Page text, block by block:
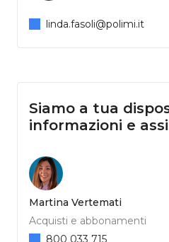
linda.fasoli@polimi.it
Siamo a tua
informazioni e
Martina Vertemati
Acquisti e abbonamenti